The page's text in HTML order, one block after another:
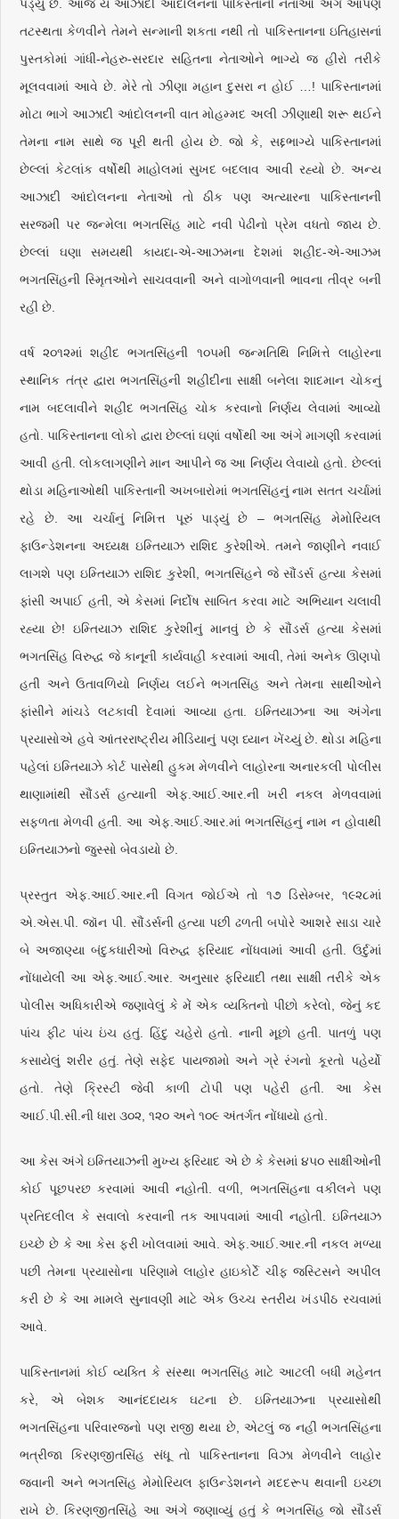
પડ્યું છે. આજે ય આઝાદી આંદોલનના પાકિસ્તાની નેતાઓ અંગે આપણે
તટસ્થતા કેળવીને તેમને સન્માની શકતા નથી તો પાકિસ્તાનના ઇતિહાસનાં
પુસ્તકોમાં ગાંધી-નેહરુ-સરદાર સહિતના નેતાઓને ભાગ્યે જ હીરો તરીકે
મૂલવવામાં આવે છે. મેરે તો ઝીણા મહાન દુસરા ન હોઈ …! પાકિસ્તાનમાં
મોટા ભાગે આઝાદી આંદોલનની વાત મોહમ્મદ અલી ઝીણાથી શરૂ થઈને
તેમના નામ સાથે જ પૂરી થતી હોય છે. જો કે, સદ્દભાગ્યે પાકિસ્તાનમાં
છેલ્લાં કેટલાંક વર્ષોથી માહોલમાં સુખદ બદલાવ આવી રહ્યો છે. અન્ય
આઝાદી આંદોલનના નેતાઓ તો ઠીક પણ અત્યારના પાકિસ્તાનની
સરજમીં પર જન્મેલા ભગતસિંહ માટે નવી પેઢીનો પ્રેમ વધતો જાય છે.
છેલ્લાં ઘણા સમયથી કાયદા-એ-આઝમના દેશમાં શહીદ-એ-આઝમ
ભગતસિંહની સ્મૃિતઓને સાચવવાની અને વાગોળવાની ભાવના તીવ્ર બની
રહી છે.
વર્ષ ૨૦૧૨માં શહીદ ભગતસિંહની ૧૦૫મી જન્મતિથિ નિમિત્તે લાહોરના
સ્થાનિક તંત્ર દ્વારા ભગતસિંહની શહીદીના સાક્ષી બનેલા શાદમાન ચોકનું
નામ બદલાવીને શહીદ ભગતસિંહ ચોક કરવાનો નિર્ણય લેવામાં આવ્યો
હતો. પાકિસ્તાનના લોકો દ્વારા છેલ્લાં ઘણાં વર્ષોથી આ અંગે માગણી કરવામાં
આવી હતી. લોકલાગણીને માન આપીને જ આ નિર્ણય લેવાયો હતો. છેલ્લાં
થોડા મહિનાઓથી પાકિસ્તાની અખબારોમાં ભગતસિંહનું નામ સતત ચર્ચામાં
રહે છે. આ ચર્ચાનું નિમિત્ત પૂરું પાડ્યું છે – ભગતસિંહ મેમોરિયલ
ફાઉન્ડેશનના અધ્યક્ષ ઇમ્તિયાઝ રાશિદ કુરેશીએ. તમને જાણીને નવાઈ
લાગશે પણ ઇમ્તિયાઝ રાશિદ કુરેશી, ભગતસિંહને જે સૌંડર્સ હત્યા કેસમાં
ફાંસી અપાઈ હતી, એ કેસમાં નિર્દોષ સાબિત કરવા માટે અભિયાન ચલાવી
રહ્યા છે! ઇમ્તિયાઝ રાશિદ કુરેશીનું માનવું છે કે સૌંડર્સ હત્યા કેસમાં
ભગતસિંહ વિરુદ્ધ જે કાનૂની કાર્યવાહી કરવામાં આવી, તેમાં અનેક ઊણપો
હતી અને ઉતાવળિયો નિર્ણય લઈને ભગતસિંહ અને તેમના સાથીઓને
ફાંસીને માંચડે લટકાવી દેવામાં આવ્યા હતા. ઇમ્તિયાઝના આ અંગેના
પ્રયાસોએ હવે આંતરરાષ્ટ્રીય મીડિયાનું પણ ધ્યાન ખેંચ્યું છે. થોડા મહિના
પહેલાં ઇમ્તિયાઝે કોર્ટ પાસેથી હુકમ મેળવીને લાહોરના અનારકલી પોલીસ
થાણામાંથી સૌંડર્સ હત્યાની એફ.આઈ.આર.ની ખરી નકલ મેળવવામાં
સફળતા મેળવી હતી. આ એફ.આઈ.આર.માં ભગતસિંહનું નામ ન હોવાથી
ઇમ્તિયાઝનો જુસ્સો બેવડાયો છે.
પ્રસ્તુત એફ.આઈ.આર.ની વિગત જોઈએ તો ૧૭ ડિસેમ્બર, ૧૯૨૮માં
એ.એસ.પી. જૉન પી. સૌંડર્સની હત્યા પછી ઢળતી બપોરે આશરે સાડા ચારે
બે અજાણ્યા બંદુકધારીઓ વિરુદ્ધ ફરિયાદ નોંધવામાં આવી હતી. ઉર્દુમાં
નોંધાયેલી આ એફ.આઈ.આર. અનુસાર ફરિયાદી તથા સાક્ષી તરીકે એક
પોલીસ અધિકારીએ જણાવેલું કે મેં એક વ્યક્તિનો પીછો કરેલો, જેનું કદ
પાંચ ફીટ પાંચ ઇંચ હતું. હિંદુ ચહેરો હતો. નાની મૂછો હતી. પાતળું પણ
કસાયેલું શરીર હતું. તેણે સફેદ પાયજામો અને ગ્રે રંગનો કૂરતો પહેર્યો
હતો. તેણે ક્રિસ્ટી જેવી કાળી ટોપી પણ પહેરી હતી. આ કેસ
આઈ.પી.સી.ની ધારા ૩૦૨, ૧૨૦ અને ૧૦૯ અંતર્ગત નોંધાયો હતો.
આ કેસ અંગે ઇમ્તિયાઝની મુખ્ય ફરિયાદ એ છે કે કેસમાં ૪૫૦ સાક્ષીઓની
કોઈ પૂછપરછ કરવામાં આવી નહોતી. વળી, ભગતસિંહના વકીલને પણ
પ્રતિદલીલ કે સવાલો કરવાની તક આપવામાં આવી નહોતી. ઇમ્તિયાઝ
ઇચ્છે છે કે આ કેસ ફરી ખોલવામાં આવે. એફ.આઈ.આર.ની નકલ મળ્યા
પછી તેમના પ્રયાસોના પરિણામે લાહોર હાઇકોર્ટે ચીફ જસ્ટિસને અપીલ
કરી છે કે આ મામલે સુનાવણી માટે એક ઉચ્ચ સ્તરીય ખંડપીઠ રચવામાં
આવે.
પાકિસ્તાનમાં કોઈ વ્યક્તિ કે સંસ્થા ભગતસિંહ માટે આટલી બધી મહેનત
કરે, એ બેશક આનંદદાયક ઘટના છે. ઇમ્તિયાઝના પ્રયાસોથી
ભગતસિંહના પરિવારજનો પણ રાજી થયા છે, એટલું જ નહીં ભગતસિંહના
ભત્રીજા કિરણજીતસિંહ સંધૂ તો પાકિસ્તાનના વિઝા મેળવીને લાહોર
જવાની અને ભગતસિંહ મેમોરિયલ ફાઉન્ડેશનને મદદરૂપ થવાની ઇચ્છા
રાખે છે. કિરણજીતસિંહે આ અંગે જણાવ્યું હતું કે ભગતસિંહ જો સૌંડર્સ